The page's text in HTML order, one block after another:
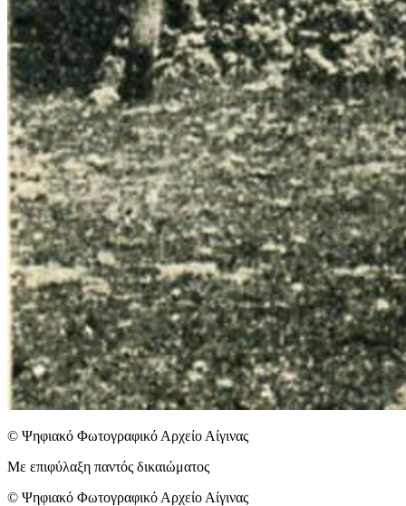
© Ψηφιακό Φωτογραφικό Αρχείο Αίγινας
Με επιφύλαξη παντός δικαιώματος
© Ψηφιακό Φωτογραφικό Αρχείο Αίγινας